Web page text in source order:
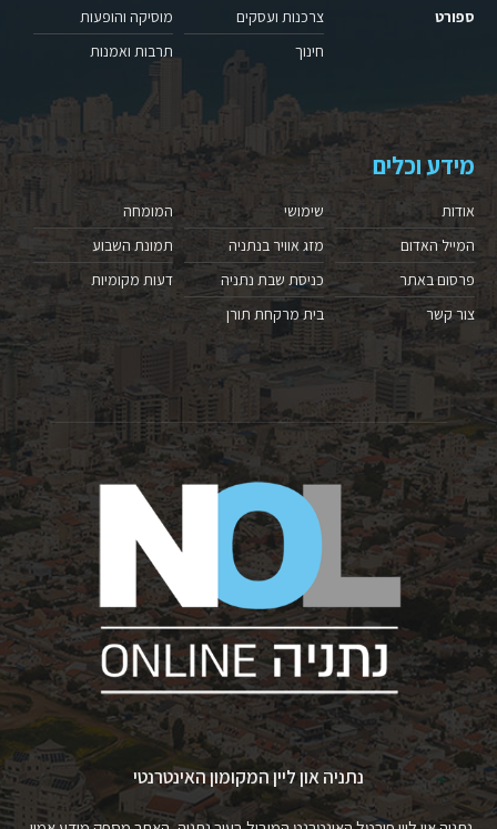
ספורט
צרכנות ועסקים
חינוך
מוסיקה והופעות
תרבות ואמנות
מידע וכלים
אודות
המייל האדום
פרסום באתר
צור קשר
שימושי
מזג אוויר בנתניה
כניסת שבת נתניה
בית מרקחת תורן
המומחה
תמונת השבוע
דעות מקומיות
נתניה און ליין המקומון האינטרנטי